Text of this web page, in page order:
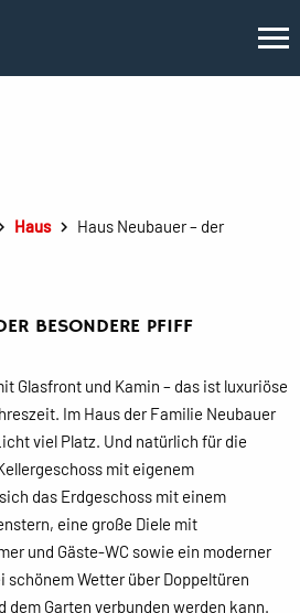
Haus
Haus Neubauer – der
BESONDERE PFIFF
Glasfront und Kamin – das ist luxuriöse
Im Haus der Familie Neubauer
viel Platz. Und natürlich für die
mit eigenem
das Erdgeschoss mit einem
eine große Diele mit
und Gäste-WC sowie ein moderner
Wetter über Doppeltüren
dem Garten verbunden werden kann.